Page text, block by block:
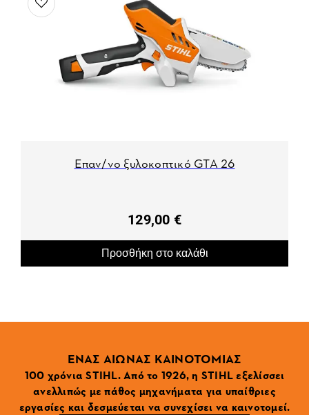
Επαν/νο ξυλοκοπτικό GTA 26
129,00 €
Προσθήκη στο καλάθι
ΕΝΑΣ ΑΙΩΝΑΣ ΚΑΙΝΟΤΟΜΙΑΣ
100 χρόνια STIHL. Από το 1926, η STIHL εξελίσσει
ανελλιπώς με πάθος μηχανήματα για υπαίθριες
εργασίες και δεσμεύεται να συνεχίσει να καινοτομεί.